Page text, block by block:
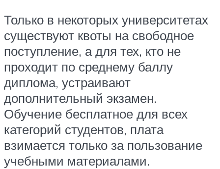
Только в некоторых университетах
существуют квоты на свободное
поступление, а для тех, кто не
проходит по среднему баллу
диплома, устраивают
дополнительный экзамен.
Обучение бесплатное для всех
категорий студентов, плата
взимается только за пользование
учебными материалами.